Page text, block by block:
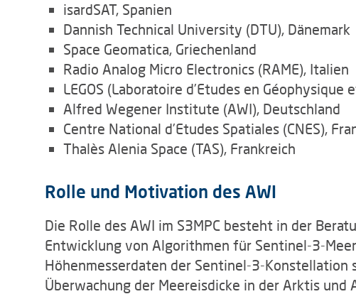
isardSAT, Spanien
Dannish Technical University (DTU), Dänemark
Space Geomatica, Griechenland
Radio Analog Micro Electronics (RAME), Italien
LEGOS (Laboratoire d’Etudes en
Alfred Wegener Institute (AWI), Deutschland
Centre National d’Etudes Spatiales (CNES),
Thalès Alenia Space (TAS), Frankreich
Rolle und Motivation des AWI
Die Rolle des AWI im S3MPC besteht in der
Entwicklung von Algorithmen für Sentinel-3-
Höhenmesserdaten der Sentinel-3-
Überwachung der Meereisdicke in der Arktis und